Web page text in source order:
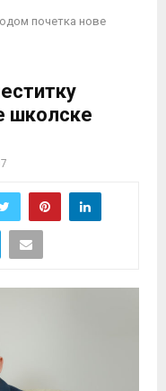
почетка нове
школске